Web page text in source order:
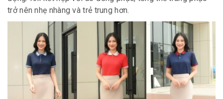
trở nên nhẹ nhàng và trẻ trung hơn.